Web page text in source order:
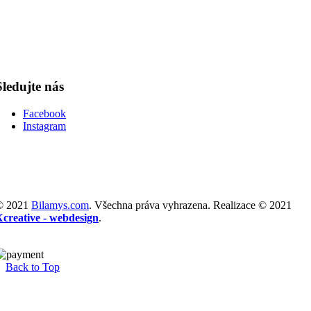
nás
Facebook
Instagram
2021 Bilamys.com. Všechna práva vyhrazena. Realizace © 2021
- webdesign.
Back to Top